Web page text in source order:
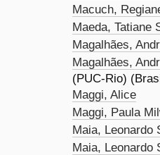
Macuch,
Maeda, Tatiane
Magalhães,
Magalhães,
(PUC-Rio)
Maggi, Alice
Maggi, Paula
Maia, Leonardo
Maia, Leonardo